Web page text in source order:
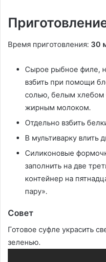
Время приготовления: 30
Сырое рыбное филе,
взбить при помощи
солью, белым хлебом
жирным молоком.
Отдельно взбить
В мультиварку влить
Силиконовые
заполнить на две
контейнер на
пару».
Совет
Готовое суфле украсить
зеленью.